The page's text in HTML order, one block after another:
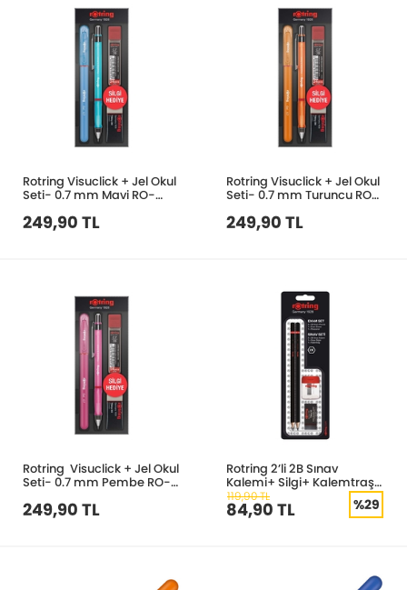
Rotring Visuclick + Jel Okul
Seti- 0.7 mm Mavi RO-
249,90 TL
Rotring Visuclick + Jel Okul
Seti- 0.7 mm Turuncu RO-
249,90 TL
Rotring Visuclick + Jel Okul
Seti- 0.7 mm Pembe RO-
249,90 TL
Rotring 2’li 2B Sınav
Kalemi+ Silgi+ Kalemtraş
Bls RO-2090068WK
119,90 TL
84,90 TL %29